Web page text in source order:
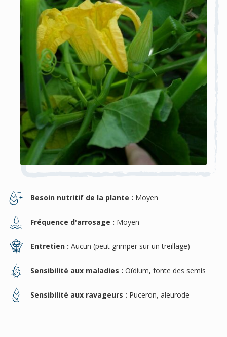
Besoin nutritif de la plante : Moyen
Fréquence d'arrosage : Moyen
Entretien : Aucun (peut grimper sur un treillage)
Sensibilité aux maladies : Oïdium, fonte des semis
Sensibilité aux ravageurs : Puceron, aleurode